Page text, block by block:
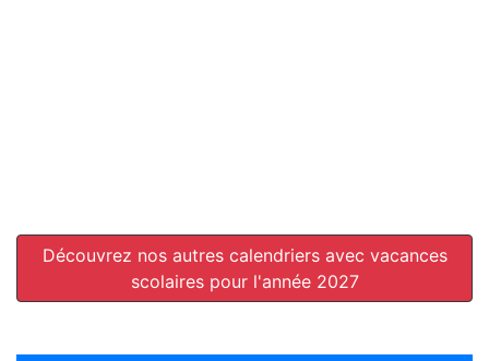
Découvrez nos autres calendriers avec vacances
scolaires pour l'année 2027